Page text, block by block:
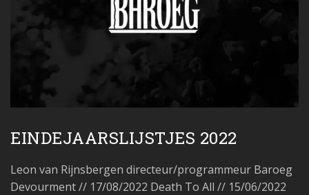
EINDEJAARSLIJSTJES 2022
Leon van Rijnsbergen directeur/programmeur Baroeg
Devourment // 17/08/2022 Death To All // 15/06/2022